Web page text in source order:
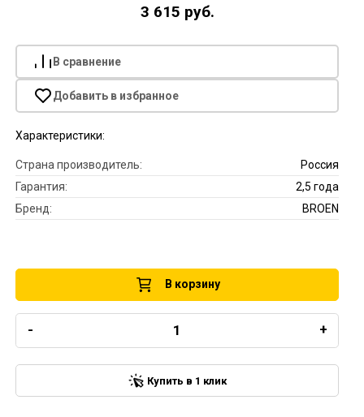
3 615 руб.
В сравнение
Добавить в избранное
Характеристики:
Страна производитель:
Россия
Гарантия:
2,5 года
Бренд:
BROEN
В корзину
- +
Купить в 1 клик